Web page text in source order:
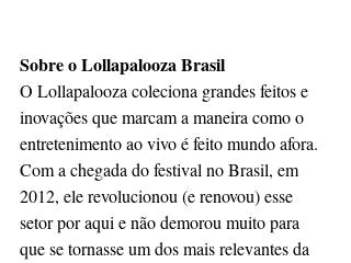
Sobre o Lollapalooza Brasil
O Lollapalooza coleciona grandes feitos e
inovações que marcam a maneira como o
entretenimento ao vivo é feito mundo afora.
Com a chegada do festival no Brasil, em
2012, ele revolucionou (e renovou) esse
setor por aqui e não demorou muito para
que se tornasse um dos mais relevantes da